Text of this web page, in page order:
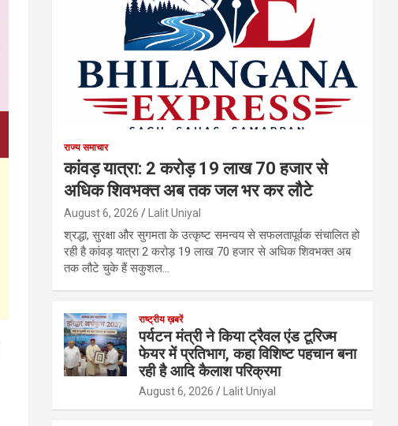
राज्य समाचार
कांवड़ यात्रा: 2 करोड़ 19 लाख 70 हजार से
अधिक शिवभक्त अब तक जल भर कर लौटे
August 6, 2026 Lalit Uniyal
श्रद्धा, सुरक्षा और सुगमता के उत्कृष्ट समन्वय से सफलतापूर्वक संचालित हो
रही है कांवड़ यात्रा 2 करोड़ 19 लाख 70 हजार से अधिक शिवभक्त अब
तक लौटे चुके हैं सकुशल…
राष्ट्रीय ख़बरें
पर्यटन मंत्री ने किया ट्रैवल एंड टूरिज्म
फेयर में प्रतिभाग, कहा विशिष्ट पहचान बना
रही है आदि कैलाश परिक्रमा
August 6, 2026 Lalit Uniyal